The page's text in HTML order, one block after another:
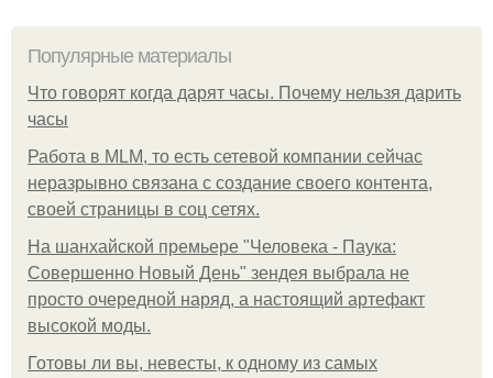
Популярные материалы
Что говорят когда дарят часы. Почему нельзя дарить
часы
Работа в MLM, то есть сетевой компании сейчас
неразрывно связана с создание своего контента,
своей страницы в соц сетях.
На шанхайской премьере "Человека - Паука:
Совершенно Новый День" зендея выбрала не
просто очередной наряд, а настоящий артефакт
высокой моды.
Готовы ли вы, невесты, к одному из самых